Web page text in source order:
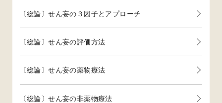
〔総論〕せん妄の３因子とアプローチ
〔総論〕せん妄の評価方法
〔総論〕せん妄の薬物療法
〔総論〕せん妄の非薬物療法